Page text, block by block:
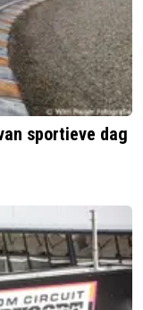
sportieve dag